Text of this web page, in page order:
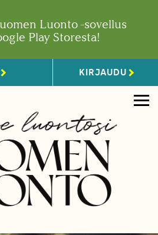
Luonto -sovellus
Play Storesta!
KIRJAUDU